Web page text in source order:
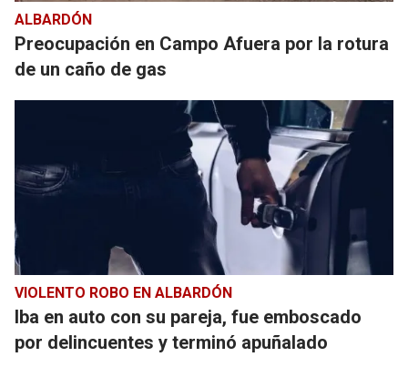
ALBARDÓN
Preocupación en Campo Afuera por la rotura
de un caño de gas
VIOLENTO ROBO EN ALBARDÓN
Iba en auto con su pareja, fue emboscado
por delincuentes y terminó apuñalado